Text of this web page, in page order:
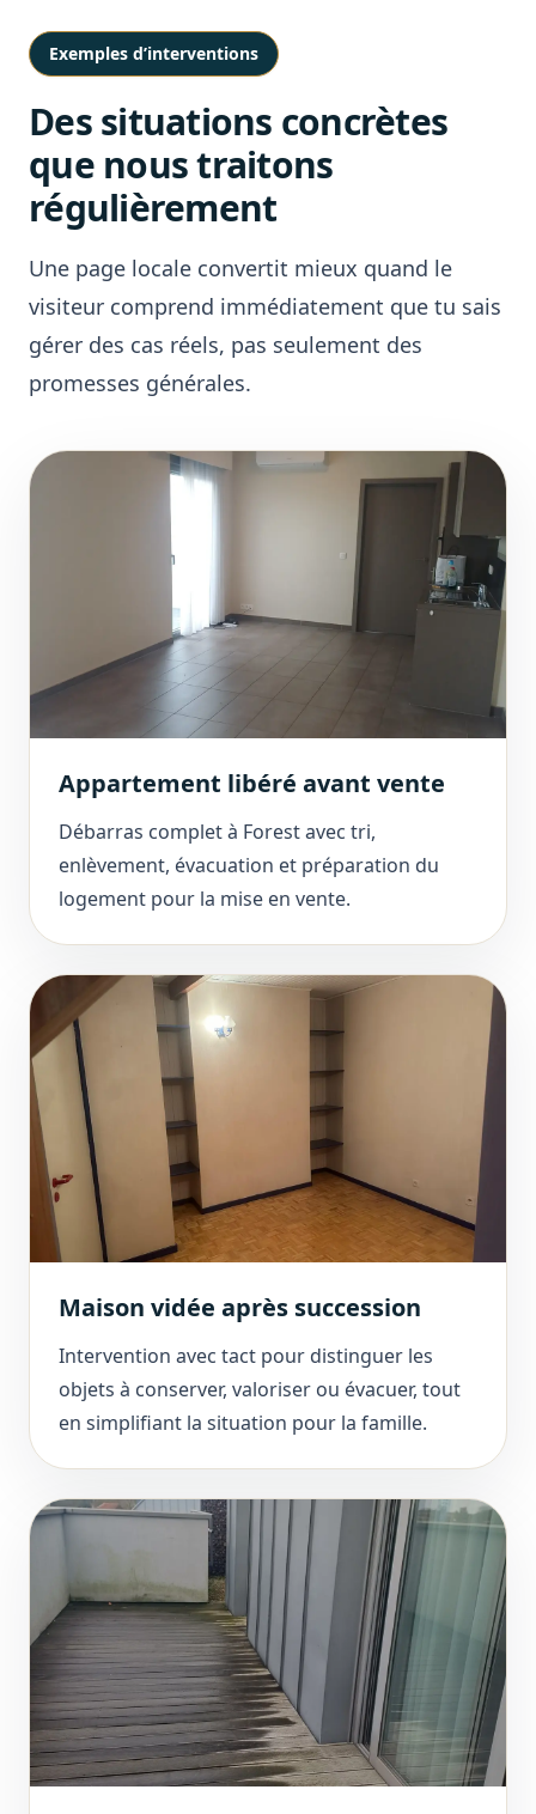
Exemples d’interventions
Des situations concrètes
que nous traitons
régulièrement
Une page locale convertit mieux quand le
visiteur comprend immédiatement que tu sais
gérer des cas réels, pas seulement des
promesses générales.
Appartement libéré avant vente
Débarras complet à Forest avec tri,
enlèvement, évacuation et préparation du
logement pour la mise en vente.
Maison vidée après succession
Intervention avec tact pour distinguer les
objets à conserver, valoriser ou évacuer, tout
en simplifiant la situation pour la famille.